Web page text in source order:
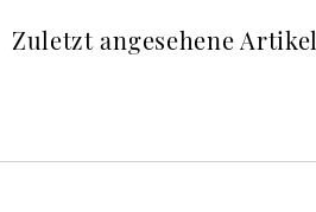
Zuletzt angesehene Artikel